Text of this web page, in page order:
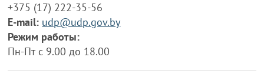
+375 (17) 222-35-56
E-mail: udp@udp.gov.by
Режим работы:
Пн-Пт с 9.00 до 18.00